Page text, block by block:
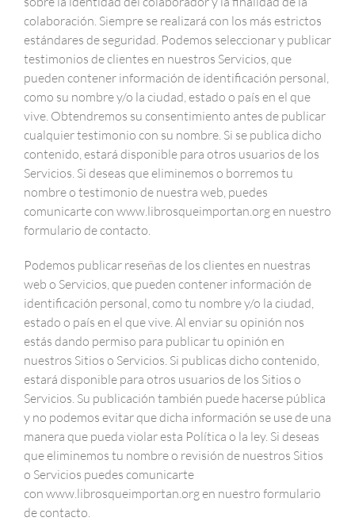
colaboración. Siempre se realizará con los más estrictos
estándares de seguridad. Podemos seleccionar y publicar
testimonios de clientes en nuestros Servicios, que
pueden contener información de identificación personal,
como su nombre y/o la ciudad, estado o país en el que
vive. Obtendremos su consentimiento antes de publicar
cualquier testimonio con su nombre. Si se publica dicho
contenido, estará disponible para otros usuarios de los
Servicios. Si deseas que eliminemos o borremos tu
nombre o testimonio de nuestra web, puedes
comunicarte con www.librosqueimportan.org en nuestro
formulario de contacto.
Podemos publicar reseñas de los clientes en nuestras
web o Servicios, que pueden contener información de
identificación personal, como tu nombre y/o la ciudad,
estado o país en el que vive. Al enviar su opinión nos
estás dando permiso para publicar tu opinión en
nuestros Sitios o Servicios. Si publicas dicho contenido,
estará disponible para otros usuarios de los Sitios o
Servicios. Su publicación también puede hacerse pública
y no podemos evitar que dicha información se use de una
manera que pueda violar esta Política o la ley. Si deseas
que eliminemos tu nombre o revisión de nuestros Sitios
o Servicios puedes comunicarte
con www.librosqueimportan.org en nuestro formulario
de contacto.